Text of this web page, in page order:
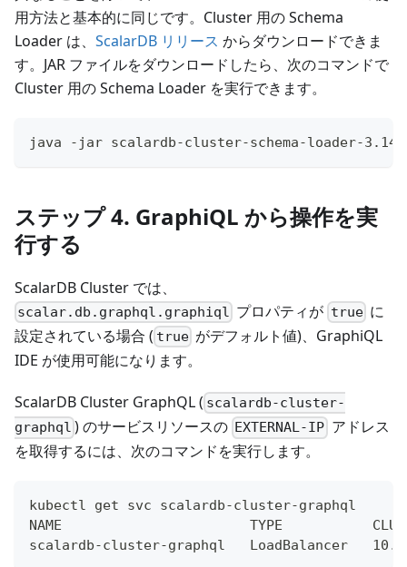
用方法と基本的に同じです。Cluster 用の Schema
Loader は、 ScalarDB リリース からダウンロードできま
す。JAR ファイルをダウンロードしたら、次のコマンドで
Cluster 用の Schema Loader を実行できます。
java -jar scalardb-cluster-schema-loader-
ステップ 4. GraphiQL から操作を実
行する
ScalarDB Cluster では、
scalar.db.graphql.graphiql プロパティが trueに
設定されている場合 ( true がデフォルト値)、GraphiQL
IDE が使用可能になります。
ScalarDB Cluster GraphQL ( scalardb-cluster-
graphql ) のサービスリソースの EXTERNAL-IP アドレス
を取得するには、次のコマンドを実行します。
kubectl get svc scalardb-cluster-graphql
NAME                       TYPE
scalardb-cluster-graphql   LoadBalancer